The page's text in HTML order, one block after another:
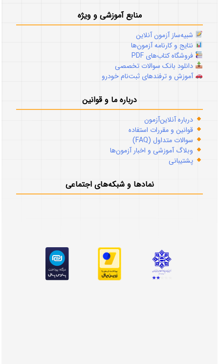
منابع آموزشی و ویژه
شبیه‌ساز آزمون آنلاین
نتایج و کارنامه آزمون‌ها
فروشگاه کتاب‌های PDF
دانلود بانک سوالات تخصصی
آموزش و ترفندهای ثبت‌نام خودرو
درباره ما و قوانین
درباره آنلاین‌آزمون
قوانین و مقررات استفاده
سوالات متداول (FAQ)
وبلاگ آموزشی و اخبار آزمون‌ها
پشتیبانی
نمادها و شبکه‌های اجتماعی